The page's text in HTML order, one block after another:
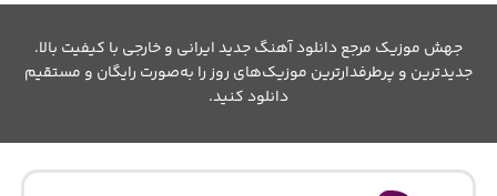
جهش موزیک مرجع دانلود آهنگ جدید ایرانی و خارجی با کیفیت بالا.
جدیدترین و پرطرفدارترین موزیک‌های روز را به‌صورت رایگان و مستقیم
دانلود کنید.